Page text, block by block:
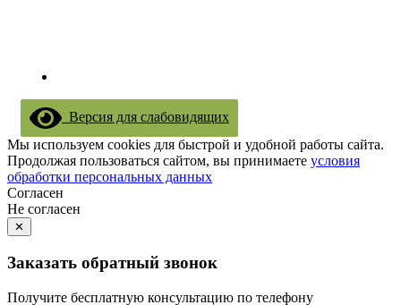
Версия для слабовидящих
Мы используем cookies для быстрой и удобной работы сайта.
Продолжая пользоваться сайтом, вы принимаете условия
обработки персональных данных
Согласен
Не согласен
✕
Заказать обратный звонок
Получите бесплатную консультацию по телефону